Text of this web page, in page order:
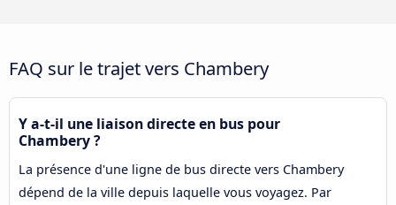
FAQ sur le trajet vers Chambery
Y a-t-il une liaison directe en bus pour
Chambery ?
La présence d'une ligne de bus directe vers Chambery
dépend de la ville depuis laquelle vous voyagez. Par